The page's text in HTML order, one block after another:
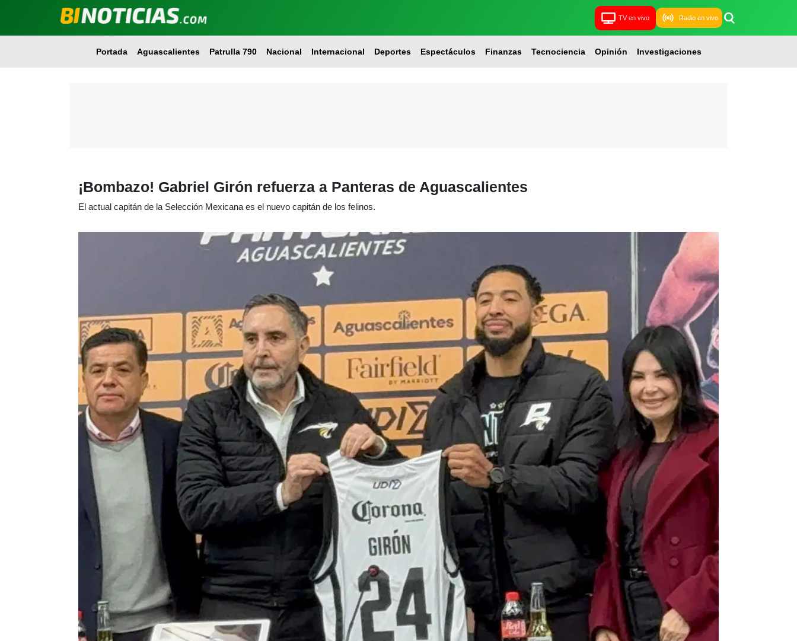
TV en vivo Radio en vivo
Portada Aguascalientes Patrulla 790 Nacional Internacional Deportes Espectáculos Finanzas Tecnociencia Opinión Investigaciones
¡Bombazo! Gabriel Girón refuerza a Panteras de Aguascalientes
El actual capitán de la Selección Mexicana es el nuevo capitán de los felinos.